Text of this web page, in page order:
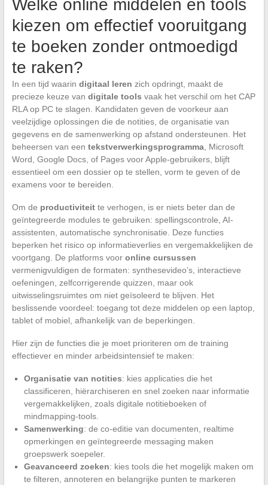
Welke online middelen en tools
kiezen om effectief vooruitgang
te boeken zonder ontmoedigd
te raken?
In een tijd waarin digitaal leren zich opdringt, maakt de
precieze keuze van digitale tools vaak het verschil om het CAP
RLA op PC te slagen. Kandidaten geven de voorkeur aan
veelzijdige oplossingen die de notities, de organisatie van
gegevens en de samenwerking op afstand ondersteunen. Het
beheersen van een tekstverwerkingsprogramma, Microsoft
Word, Google Docs, of Pages voor Apple-gebruikers, blijft
essentieel om een dossier op te stellen, vorm te geven of de
examens voor te bereiden.
Om de productiviteitte verhogen, is er niets beter dan de
geïntegreerde modules te gebruiken: spellingscontrole, AI-
assistenten, automatische synchronisatie. Deze functies
beperken het risico op informatieverlies en vergemakkelijken de
voortgang. De platforms voor online cursussen
vermenigvuldigen de formaten: synthesevideo’s, interactieve
oefeningen, zelfcorrigerende quizzen, maar ook
uitwisselingsruimtes om niet geïsoleerd te blijven. Het
beslissende voordeel: toegang tot deze middelen op een laptop,
tablet of mobiel, afhankelijk van de beperkingen.
Hier zijn de functies die je moet prioriteren om de training
effectiever en minder arbeidsintensief te maken:
Organisatie van notities: kies applicaties die het
classificeren, hiërarchiseren en snel zoeken naar informatie
vergemakkelijken, zoals digitale notitieboeken of
mindmapping-tools.
Samenwerking: de co-editie van documenten, realtime
opmerkingen en geïntegreerde messaging maken
groepswerk soepeler.
Geavanceerd zoeken: kies tools die het mogelijk maken om
te filteren, annoteren en belangrijke punten te markeren